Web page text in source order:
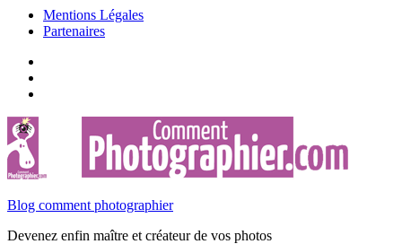
Mentions Légales
Partenaires
Blog comment photographier
Devenez enfin maître et créateur de vos photos